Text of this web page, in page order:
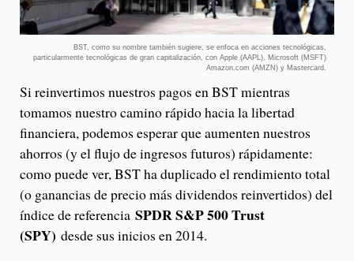
BST, como su nombre también sugiere, se enfoca en acciones tecnológicas,
particularmente tecnológicas de gran capitalización, con Apple (AAPL), Microsoft (MSFT)
Amazon.com (AMZN) y Mastercard.
Si reinvertimos nuestros pagos en BST mientras
tomamos nuestro camino rápido hacia la libertad
financiera, podemos esperar que aumenten nuestros
ahorros (y el flujo de ingresos futuros) rápidamente:
como puede ver, BST ha duplicado el rendimiento total
(o ganancias de precio más dividendos reinvertidos) del
índice de referencia SPDR S&P 500 Trust
(SPY) desde sus inicios en 2014.